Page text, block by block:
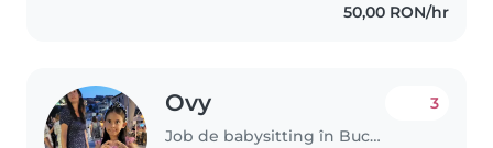
50,00 RON/hr
Ovy
Job de babysitting în București
3